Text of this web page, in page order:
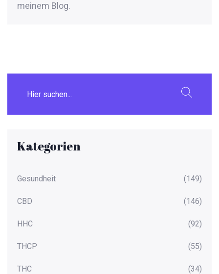
meinem Blog.
Kategorien
Gesundheit (149)
CBD (146)
HHC (92)
THCP (55)
THC (34)